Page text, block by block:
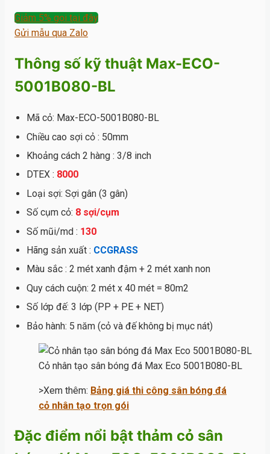
Giảm 5% gọi tại đây
Gửi mẫu qua Zalo
Thông số kỹ thuật Max-ECO-
5001B080-BL
Mã cỏ: Max-ECO-5001B080-BL
Chiều cao sợi cỏ : 50mm
Khoảng cách 2 hàng : 3/8 inch
DTEX : 8000
Loại sợi: Sợi gân (3 gân)
Số cụm cỏ: 8 sợi/cụm
Số mũi/md : 130
Hãng sản xuất : CCGRASS
Màu sắc : 2 mét xanh đậm + 2 mét xanh non
Quy cách cuộn: 2 mét x 40 mét = 80m2
Số lớp đế: 3 lớp (PP + PE + NET)
Bảo hành: 5 năm (cỏ và đế không bị mục nát)
Cỏ nhân tạo sân bóng đá Max Eco 5001B080-BL
>Xem thêm: Bảng giá thi công sân bóng đá
cỏ nhân tạo trọn gói
Đặc điểm nổi bật thảm cỏ sân